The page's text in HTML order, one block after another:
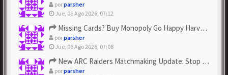
porparsher
Jue, 06 Ago 2026, 07:12
Missing Cards? Buy Monopoly Go Happy Harvest with Looney Tun...
porparsher
Jue, 06 Ago 2026, 07:08
New ARC Raiders Matchmaking Update: Stop Failed - Grab Bluep...
porparsher